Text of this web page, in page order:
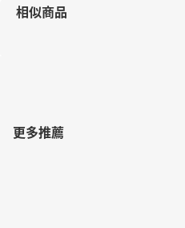
第三十章：如何死得其所
第三十七章：拿得起，放得下
相似商品
更多推薦